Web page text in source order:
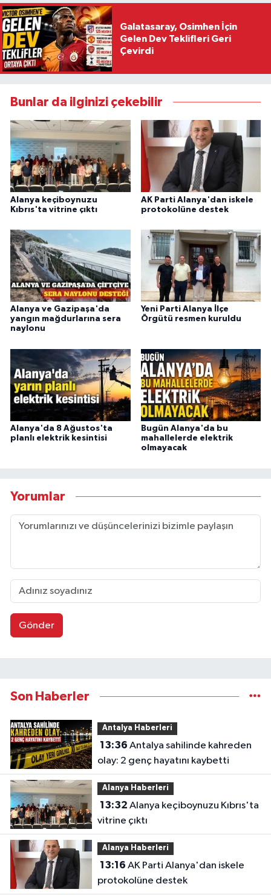
Galatasaray, Osimhen İçin
Gelen Dev Teklifleri Geri
Çevirdi
Bunlar da ilginizi çekebilir
Alanya keçiboynuzu
Kıbrıs'ta vitrine çıktı
AK Parti Alanya'dan iskele
protokolüne destek
Alanya ve Gazipaşa'da
yangın mağdurlarına sera
naylonu
Yeni Parti Alanya İlçe
Örgütü resmen kuruldu
Alanya'da 8 Ağustos'ta
planlı elektrik kesintisi
Bugün Alanya'da bu
mahallelerde elektrik
olmayacak
Yorumlar
Gönder
Son Haberler
Antalya Haberleri
13:36
olay: 2 genç hayatını kaybetti
Alanya Haberleri
13:32
vitrine çıktı
Alanya Haberleri
13:16
protokolüne destek